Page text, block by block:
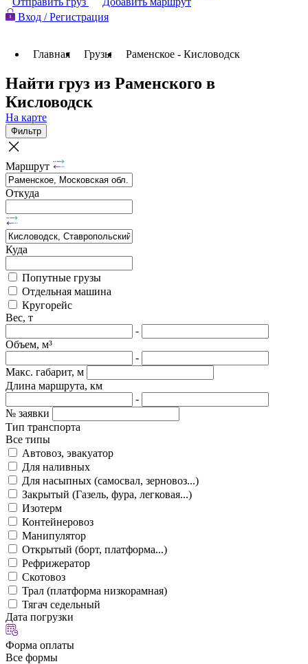
Вход / Регистрация
Главная Грузы Раменское - Кисловодск
Найти груз из Раменского в
Кисловодск
На карте
Фильтр
Маршрут
Откуда
Куда
Попутные грузы
Отдельная машина
Кругорейс
Вес, т
-
Объем, м³
-
Макс. габарит, м
Длина маршрута, км
-
№ заявки
Тип транспорта
Все типы
Автовоз, эвакуатор
Для наливных
Для насыпных (самосвал, зерновоз...)
Закрытый (Газель, фура, легковая...)
Изотерм
Контейнеровоз
Манипулятор
Открытый (борт, платформа...)
Рефрижератор
Скотовоз
Трал (платформа низкорамная)
Тягач седельный
Дата погрузки
Форма оплаты
Все формы